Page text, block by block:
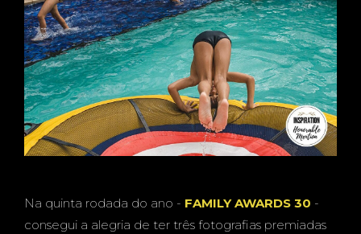
Na quinta rodada do ano - FAMILY AWARDS 30 -
consegui a alegria de ter três fotografias premiadas